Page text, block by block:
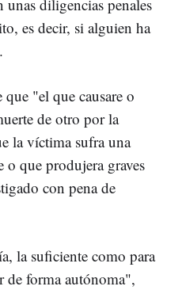
diligencias penales
es decir, si alguien ha
"el que causare o
de otro por la
la víctima sufra una
o que produjera graves
con pena de
la suficiente como para
de forma autónoma",